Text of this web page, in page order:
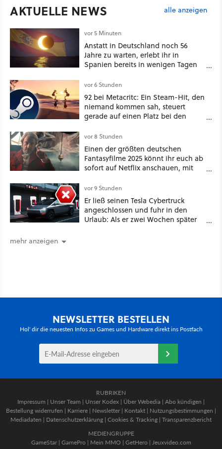
AKTUELLE NEWS alle anzeigen
vor 5 Minuten
Anstatt in Deutschland noch 56
Jahre zu warten, erlebt ihr in
Spanien bereits in wenigen Tagen
vor 6 Stunden
92 bei Metacritc: Ein Steam-Hit, den
niemand kommen sah, steuert
gerade auf einen Platz bei den
vor 8 Stunden
Einen der größten deutschen
Fantasyfilme 2025 könnt ihr euch ab
sofort auf Netflix anschauen, mit
vor 9 Stunden
Er ließ seinen Tesla Cybertruck
angeschlossen und fuhr in den
Urlaub: Als er zwei Wochen später
mehr anzeigen
NEWSLETTER BESTELLEN
Hol' dir die neuesten Infos zu Games und Hardware direkt ins Postfach
RUBRIKEN
Impressum | Unser Team | Unser Kodex | Über Webedia | Abo kündigen |
Bestellung widerrufen | Karriere | Newsletter | Kontakt | Nutzungsbestimmungen |
Mediadaten | Datenschutzerklärung | Cookies & Tracking | Transparenzbericht
MEDIENGRUPPE
GameStar| GamePro | Mein MMO | GetHero | Jeuxvideo.com